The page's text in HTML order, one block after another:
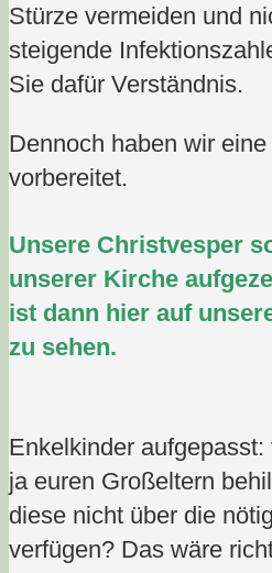
Stürze vermeiden und
steigende
Sie dafür Verständnis.
Dennoch haben wir
vorbereitet.
Unsere Christvesper
unserer Kirche
ist dann hier auf
zu sehen.
Enkelkinder
ja euren Großeltern
diese nicht über die
verfügen? Das wäre